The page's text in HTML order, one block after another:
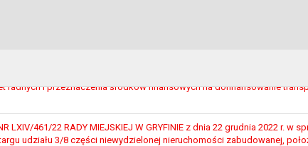
radnych i przeznaczenia środków finansowych na dofinansowanie
LXIV/461/22 RADY MIEJSKIEJ W GRYFINIE z dnia 22 grudnia 2022 r. w
udziału 3/8 części niewydzielonej nieruchomości zabudowanej,
przepisami prawa w celu:
a w szczególności ustawy z dnia 8 marca 1990 r. o samorządzie